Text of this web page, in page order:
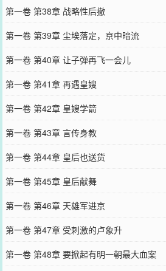
第一卷 第38章 战略性后撤
第一卷 第39章 尘埃落定，京中暗流
第一卷 第40章 让子弹再飞一会儿
第一卷 第41章 再遇皇嫂
第一卷 第42章 皇嫂学箭
第一卷 第43章 言传身教
第一卷 第44章 皇后也送货
第一卷 第45章 皇后献舞
第一卷 第46章 天雄军进京
第一卷 第47章 受刺激的卢象升
第一卷 第48章 要掀起有明一朝最大血案